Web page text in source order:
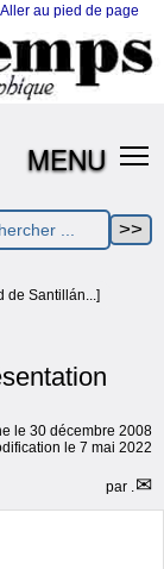
Aller au pied de page
MENU
de Santillán...]
le 30 décembre 2008
le 7 mai 2022
par .